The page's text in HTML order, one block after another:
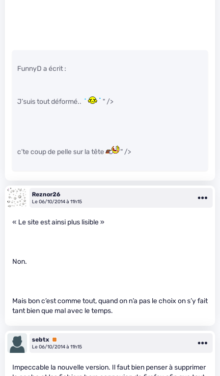
FunnyD a écrit :
J’suis tout déformé.. " />
c’te coup de pelle sur la tête " />
Reznor26
Le 06/10/2014 à 11h15
« Le site est ainsi plus lisible »
Non.
Mais bon c’est comme tout, quand on n’a pas le choix on s’y fait
tant bien que mal avec le temps.
sebtx Premium
Le 06/10/2014 à 11h15
Impeccable la nouvelle version. Il faut bien penser à supprimer